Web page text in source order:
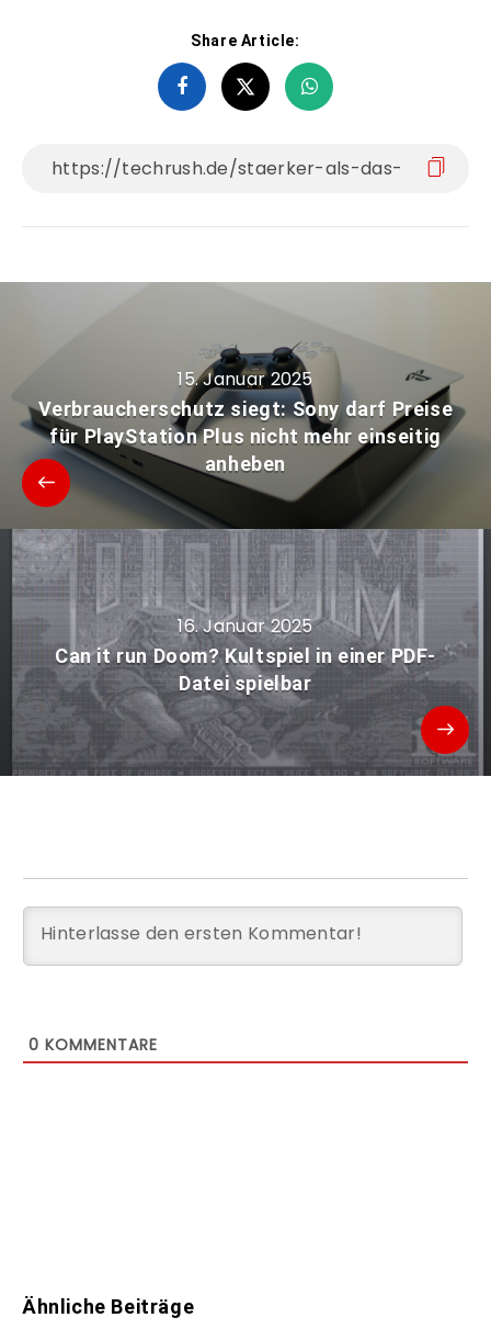
Share Article:
15. Januar 2025
Verbraucherschutz siegt: Sony darf Preise
für PlayStation Plus nicht mehr einseitig
anheben
16. Januar 2025
Can it run Doom? Kultspiel in einer PDF-
Datei spielbar
0 KOMMENTARE
Ähnliche Beiträge